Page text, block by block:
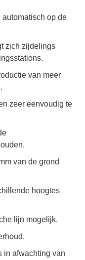
op de
zich zijdelings
van meer
zeer eenvoudig te
van de grond
hoogtes
lijn mogelijk.
in afwachting van